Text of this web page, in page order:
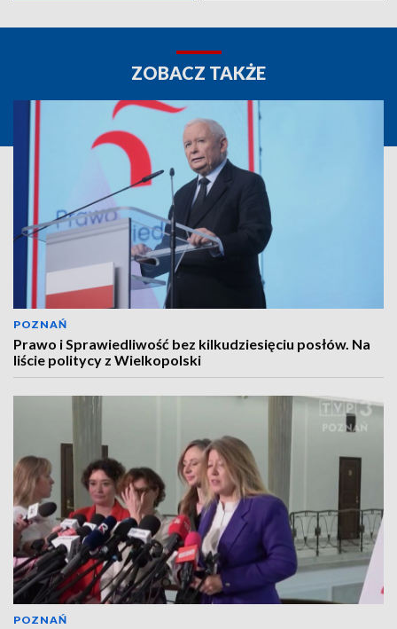
ZOBACZ TAKŻE
POZNAŃ
Prawo i Sprawiedliwość bez kilkudziesięciu posłów. Na
liście politycy z Wielkopolski
POZNAŃ